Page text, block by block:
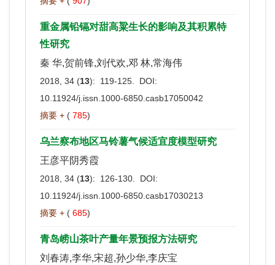
重金属铅镉对甜高粱生长的影响及其积累特
性研究
秦 华,贺前锋,刘代欢,邓 林,常海伟
2018, 34 (13): 119-125. DOI:
10.11924/j.issn.1000-6850.casb17050042
摘要 + ( 785)
乌兰察布地区马铃薯气候适宜度模型研究
王彦平阴秀霞
2018, 34 (13): 126-130. DOI:
10.11924/j.issn.1000-6850.casb17030213
摘要 + ( 685)
青岛崂山茶叶产量年景预报方法研究
刘春涛,李华,宋超,孙少华,李庆宝